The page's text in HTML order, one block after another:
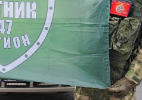
24 ИЮЛЯ 2026
ОБЩЕСТВО
Скоро в
24 ИЮЛЯ 2026
ОБЩЕСТВО